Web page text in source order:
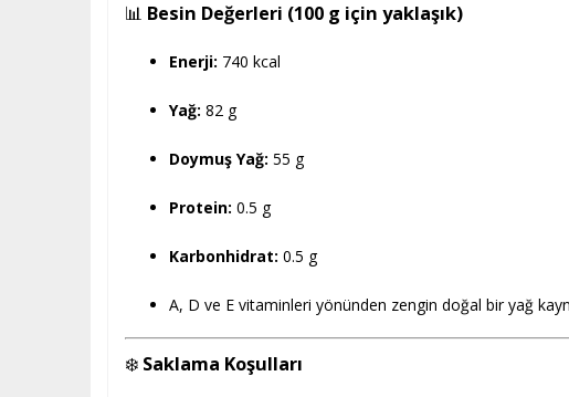
📊 Besin Değerleri (100 g için yaklaşık)
Enerji: 740 kcal
Yağ: 82 g
Doymuş Yağ: 55 g
Protein: 0.5 g
Karbonhidrat: 0.5 g
A, D ve E vitaminleri yönünden zengin doğal bir yağ
❄️ Saklama Koşulları